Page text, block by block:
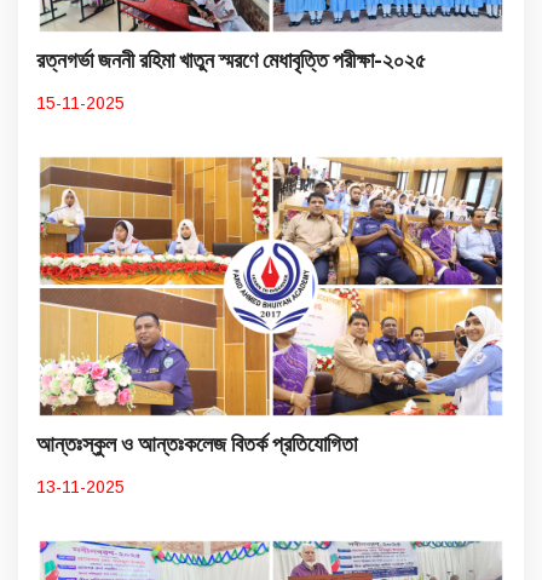
রত্নগর্ভা জননী রহিমা খাতুন স্মরণে মেধাবৃত্তি পরীক্ষা-২০২৫
15-11-2025
আন্তঃস্কুল ও আন্তঃকলেজ বিতর্ক প্রতিযোগিতা
13-11-2025